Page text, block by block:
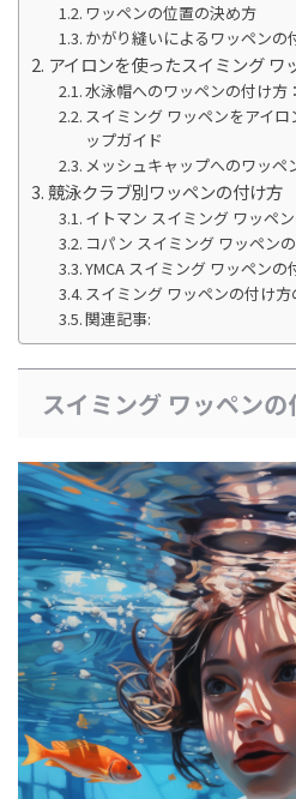
ワッペンの位置の決め方
かがり縫いによるワッペンの
アイロンを使ったスイミング ワ
水泳帽へのワッペンの付け方
スイミング ワッペンをアイ
ップガイド
メッシュキャップへのワッペ
競泳クラブ別ワッペンの付け方
イトマン スイミング ワッペ
コパン スイミング ワッペン
YMCA スイミング ワッペンの
スイミング ワッペンの付け方
関連記事:
スイミング ワッペン